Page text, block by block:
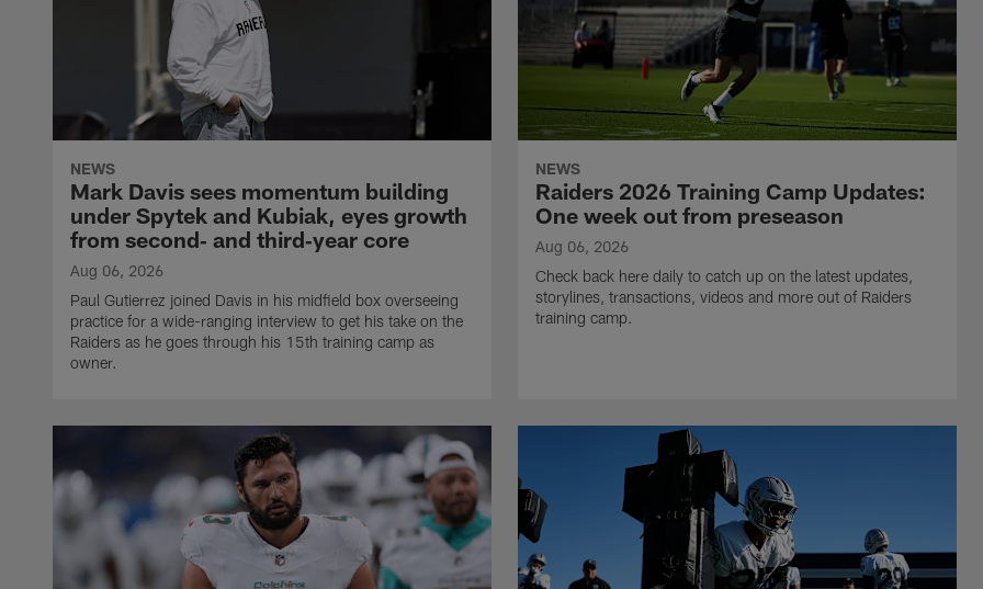
NEWS
Mark Davis sees momentum building
under Spytek and Kubiak, eyes growth
from second‑ and third‑year core
Aug 06, 2026
Paul Gutierrez joined Davis in his midfield box overseeing
practice for a wide-ranging interview to get his take on the
Raiders as he goes through his 15th training camp as
owner.
NEWS
Raiders 2026 Training Camp Updates:
One week out from preseason
Aug 06, 2026
Check back here daily to catch up on the latest updates,
storylines, transactions, videos and more out of Raiders
training camp.